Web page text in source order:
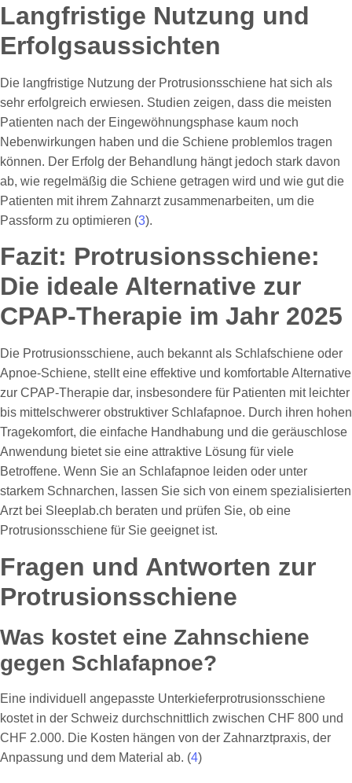
Langfristige Nutzung und
Erfolgsaussichten
Die langfristige Nutzung der Protrusionsschiene hat sich als
sehr erfolgreich erwiesen. Studien zeigen, dass die meisten
Patienten nach der Eingewöhnungsphase kaum noch
Nebenwirkungen haben und die Schiene problemlos tragen
können. Der Erfolg der Behandlung hängt jedoch stark davon
ab, wie regelmäßig die Schiene getragen wird und wie gut die
Patienten mit ihrem Zahnarzt zusammenarbeiten, um die
Passform zu optimieren (3).
Fazit: Protrusionsschiene:
Die ideale Alternative zur
CPAP-Therapie im Jahr 2025
Die Protrusionsschiene, auch bekannt als Schlafschiene oder
Apnoe-Schiene, stellt eine effektive und komfortable Alternative
zur CPAP-Therapie dar, insbesondere für Patienten mit leichter
bis mittelschwerer obstruktiver Schlafapnoe. Durch ihren hohen
Tragekomfort, die einfache Handhabung und die geräuschlose
Anwendung bietet sie eine attraktive Lösung für viele
Betroffene. Wenn Sie an Schlafapnoe leiden oder unter
starkem Schnarchen, lassen Sie sich von einem spezialisierten
Arzt bei Sleeplab.ch beraten und prüfen Sie, ob eine
Protrusionsschiene für Sie geeignet ist.
Fragen und Antworten zur
Protrusionsschiene
Was kostet eine Zahnschiene
gegen Schlafapnoe?
Eine individuell angepasste Unterkieferprotrusionsschiene
kostet in der Schweiz durchschnittlich zwischen CHF 800 und
CHF 2.000. Die Kosten hängen von der Zahnarztpraxis, der
Anpassung und dem Material ab. (4)